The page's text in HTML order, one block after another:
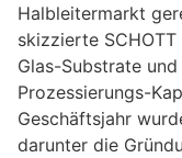
Halbleitermarkt
skizzierte SCHOTT
Glas-Substrate
Prozessierungs-
Geschäftsjahr
darunter die